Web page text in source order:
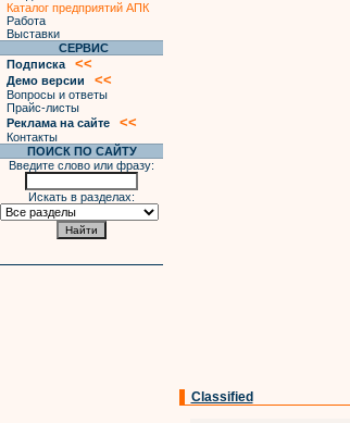
Каталог предприятий АПК
Работа
Выставки
СЕРВИС
Подписка
<<
Демо версии <<
Вопросы и ответы
Прайс-листы
Реклама на сайте
<<
Контакты
ПОИСК ПО САЙТУ
Введите слово или фразу:
Искать в разделах:
Classified